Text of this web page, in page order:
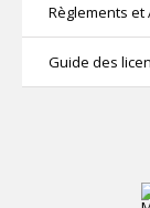
Règlements et
Guide des